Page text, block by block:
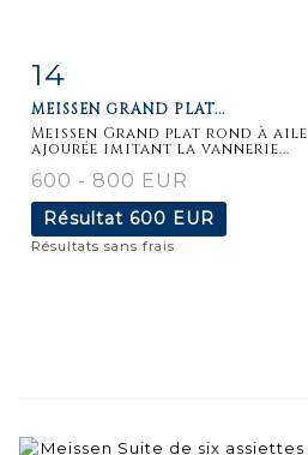
14
MEISSEN GRAND PLAT...
Meissen Grand plat rond à aile
ajourée imitant la vannerie...
600 - 800 EUR
Résultat 600 EUR
Résultats sans frais